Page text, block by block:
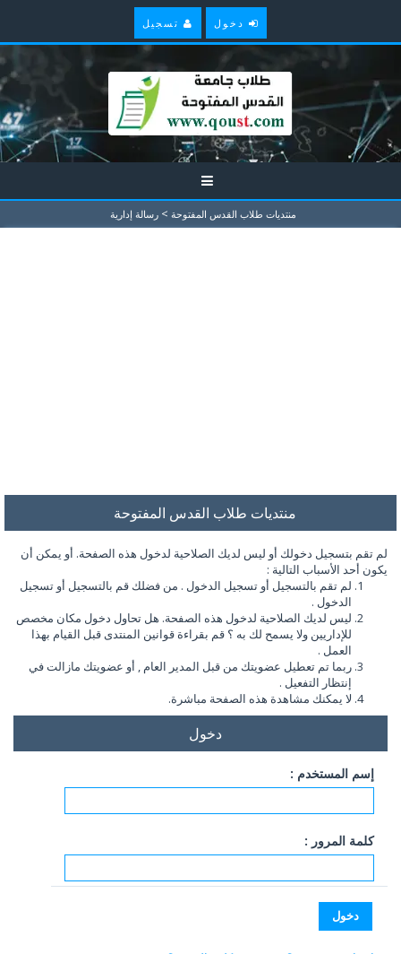
دخول تسجيل
منتديات طلاب القدس المفتوحة > رسالة إدارية
منتديات طلاب القدس المفتوحة
لم تقم بتسجيل دخولك أو ليس لديك الصلاحية لدخول هذه الصفحة. أو يمكن أن
يكون أحد الأسباب التالية :
لم تقم بالتسجيل أو تسجيل الدخول . من فضلك قم بالتسجيل أو تسجيل
الدخول .
ليس لديك الصلاحية لدخول هذه الصفحة. هل تحاول دخول مكان مخصص
للإداريين ولا يسمح لك به ؟ قم بقراءة قوانين المنتدى قبل القيام بهذا
العمل .
ربما تم تعطيل عضويتك من قبل المدير العام , أو عضويتك مازالت في
إنتظار التفعيل .
لا يمكنك مشاهدة هذه الصفحة مباشرة.
دخول
إسم المستخدم :
كلمة المرور :